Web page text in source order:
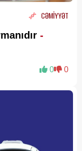
CƏMİYYƏT
-
0 0